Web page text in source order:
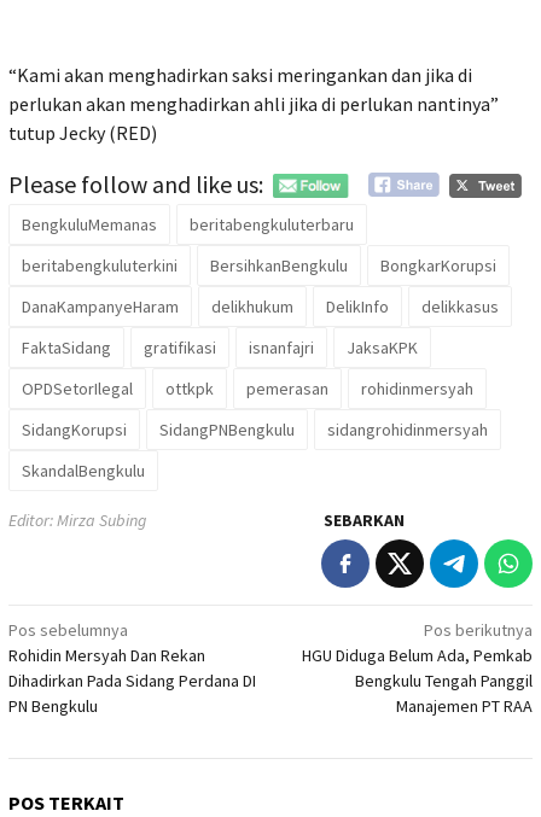
“Kami akan menghadirkan saksi meringankan dan jika di
perlukan akan menghadirkan ahli jika di perlukan nantinya”
tutup Jecky (RED)
Please follow and like us:
BengkuluMemanas
beritabengkuluterbaru
beritabengkuluterkini
BersihkanBengkulu
BongkarKorupsi
DanaKampanyeHaram
delikhukum DelikInfo
delikkasus
FaktaSidang
gratifikasi isnanfajri
JaksaKPK
OPDSetorIlegal
ottkpk pemerasan
rohidinmersyah
SidangKorupsi
SidangPNBengkulu
sidangrohidinmersyah
SkandalBengkulu
Editor: Mirza Subing SEBARKAN
Navigasi
pos
Pos sebelumnya
Rohidin Mersyah Dan Rekan
Dihadirkan Pada Sidang Perdana DI
PN Bengkulu
Pos berikutnya
HGU Diduga Belum Ada, Pemkab
Bengkulu Tengah Panggil
Manajemen PT RAA
POS TERKAIT